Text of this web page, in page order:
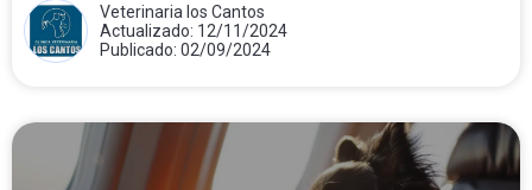
Veterinaria los Cantos
Actualizado: 12/11/2024
Publicado: 02/09/2024